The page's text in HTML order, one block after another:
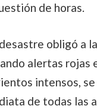
de horas.
obligó a
alertas rojas
intensos,
de todas las